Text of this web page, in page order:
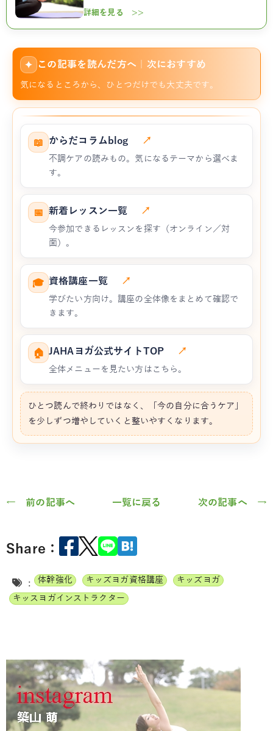
詳細を見る >>
✦ この記事を読んだ方へ｜次におすすめ
気になるところから、ひとつだけでも大丈夫です。
📖 からだコラムblog ↗
不調ケアの読みもの。気になるテーマから選べま
す。
📅 新着レッスン一覧 ↗
今参加できるレッスンを探す（オンライン／対
面）。
🎓 資格講座一覧 ↗
学びたい方向け。講座の全体像をまとめて確認で
きます。
🏠 JAHAヨガ公式サイトTOP ↗
全体メニューを見たい方はこちら。
ひとつ読んで終わりではなく、「今の自分に合うケア」
を少しずつ増やしていくと整いやすくなります。
← 前の記事へ 一覧に戻る 次の記事へ →
Share：
: 体幹強化 キッズヨガ資格講座
キッズヨガ
キッスヨガインストラクター